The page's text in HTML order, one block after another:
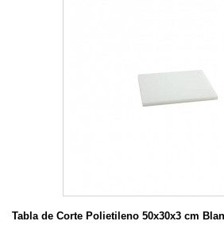
Tabla de Corte Polietileno 50x30x3 cm